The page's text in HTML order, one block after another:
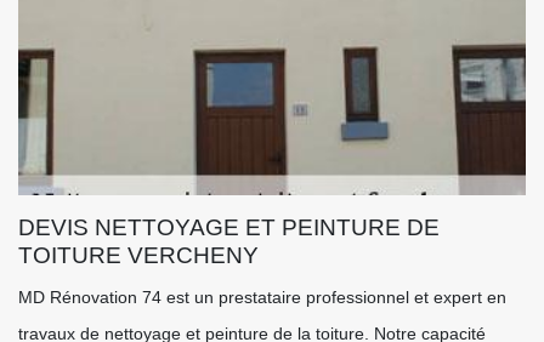
DEVIS NETTOYAGE ET PEINTURE DE
TOITURE VERCHENY
MD Rénovation 74 est un prestataire professionnel et expert en
travaux de nettoyage et peinture de la toiture. Notre capacité